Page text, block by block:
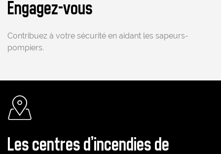
Engagez-vous
Contribuez à votre sécurité en aidant les sapeurs-
pompiers.
Les centres d'incendies de